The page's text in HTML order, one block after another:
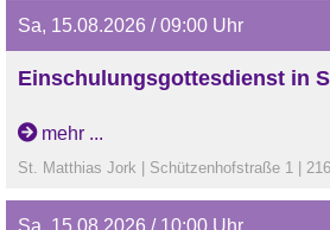
Sa, 15.08.2026 / 09:00 Uhr
Einschulungsgottesdienst in
Einschulungsgottesdienst in St.
mehr ...
St. Matthias Jork | Schützenhofstraße 1 |
Sa, 15.08.2026 / 10:00 Uhr